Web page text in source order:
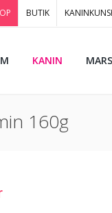
BUTIK
KANIN
160g